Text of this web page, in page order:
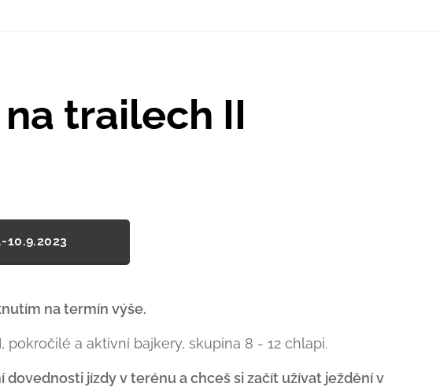
trailech II
10.9.2023
na termín výše.
a aktivní bajkery, skupina 8 - 12 chlapi.
jízdy v terénu a chceš si začít užívat ježdění v